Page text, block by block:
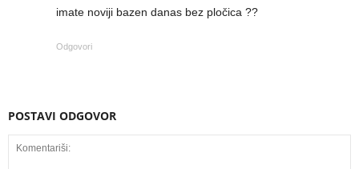
imate noviji bazen danas bez pločica ??
Odgovori
POSTAVI ODGOVOR